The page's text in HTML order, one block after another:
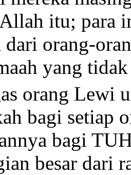
itu; para
dari orang-
yang
orang Lewi
bagi setiap
bagi
besar dari